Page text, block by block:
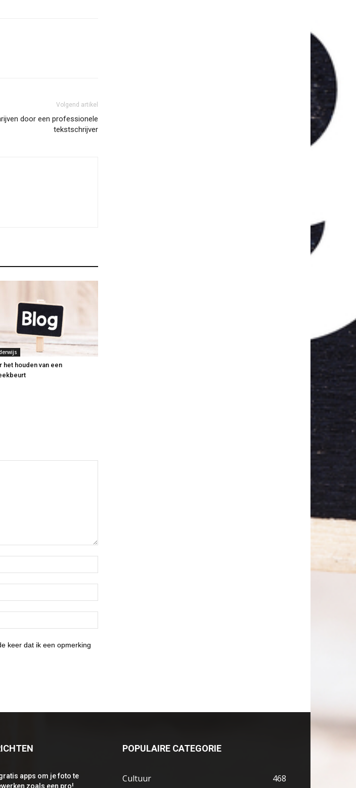
Volgend artikel
door een professionele
tekstschrijver
het houden van een
keer dat ik een opmerking
apps om je foto te
zoals een pro!
POPULAIRE CATEGORIE
Cultuur 468